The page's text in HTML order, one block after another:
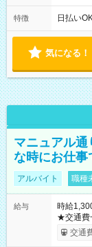
特徴 日払い
気になる！
マニュアル
な時にお仕
アルバイト 職種
給与
時給
★交通費一部支給 時給1,300円
※勤務
り！】
交通